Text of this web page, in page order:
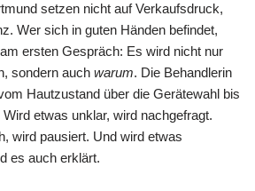
setzen nicht auf Verkaufsdruck,
Wer sich in guten Händen befindet,
ersten Gespräch: Es wird nicht nur
sondern auch warum. Die Behandlerin
Hautzustand über die Gerätewahl bis
etwas unklar, wird nachgefragt.
wird pausiert. Und wird etwas
es auch erklärt.